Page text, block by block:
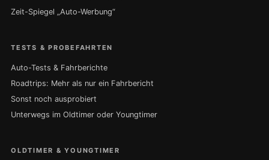
Zeit-Spiegel „Auto-Werbung“
TESTS & PROBEFAHRTEN
Auto-Tests & Fahrberichte
Roadtrips: Mehr als nur ein Fahrbericht
Sonst noch ausprobiert
Unterwegs im Oldtimer oder Youngtimer
OLDTIMER & YOUNGTIMER